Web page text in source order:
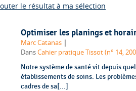
le résultat à ma sélection
Optimiser les planings et
Marc Catanas |
DansCahier pratique Tissot (n° 14,
Notre système de santé vit depuis
établissements de soins. Les
cadres de sa[...]